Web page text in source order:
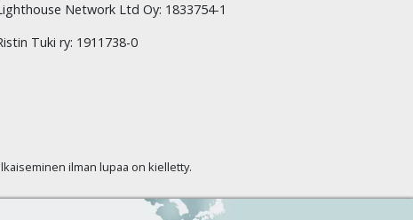
Network Ltd Oy: 1833754-1
Tuki ry: 1911738-0
ilman lupaa on kielletty.